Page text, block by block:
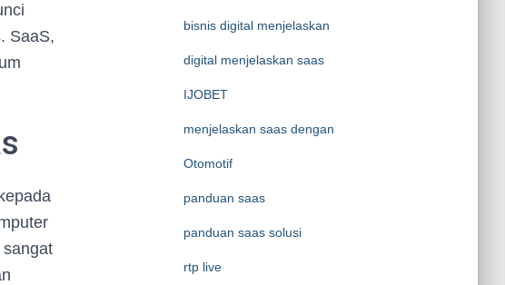
SaaS,
bisnis digital menjelaskan
digital menjelaskan saas
IJOBET
menjelaskan saas dengan
Otomotif
panduan saas
panduan saas solusi
rtp live